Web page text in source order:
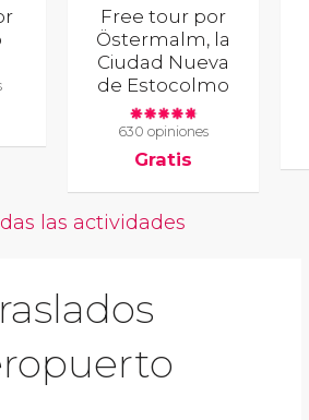
Free tour por
Östermalm, la
Ciudad Nueva
de Estocolmo
630 opiniones
Gratis
las actividades